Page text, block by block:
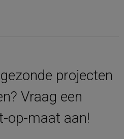
projecten
Vraag een
op-maat aan!